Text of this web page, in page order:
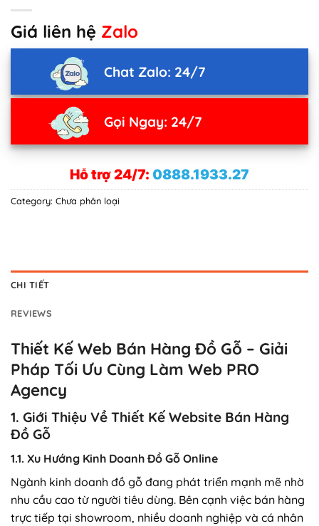
Giá liên hệ Zalo
Chat Zalo: 24/7
Gọi Ngay: 24/7
Hỗ trợ 24/7: 0888.1933.27
Category: Chưa phân loại
CHI TIẾT
REVIEWS
Thiết Kế Web Bán Hàng Đồ Gỗ – Giải
Pháp Tối Ưu Cùng Làm Web PRO
Agency
1. Giới Thiệu Về Thiết Kế Website Bán Hàng
Đồ Gỗ
1.1. Xu Hướng Kinh Doanh Đồ Gỗ Online
Ngành kinh doanh đồ gỗ đang phát triển mạnh mẽ nhờ
nhu cầu cao từ người tiêu dùng. Bên cạnh việc bán hàng
trực tiếp tại showroom, nhiều doanh nghiệp và cá nhân